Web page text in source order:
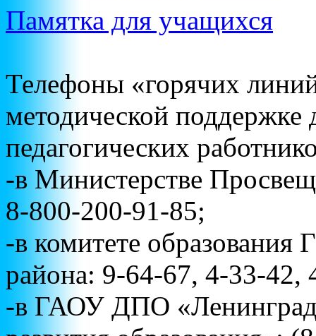
Памятка для учащихся
Телефоны «горячих
методической поддержке
педагогических
-в Министерстве
8-800-200-91-85;
-в комитете образования
района: 9-64-67, 4-33-
-в ГАОУ ДПО